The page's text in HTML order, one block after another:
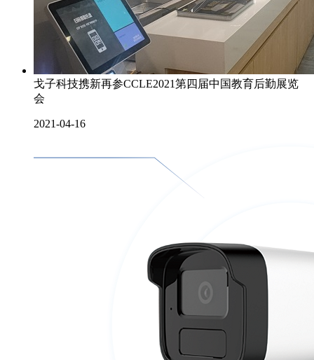
戈子科技携新再参CCLE2021第四届中国教育后勤展览
会
2021-04-16